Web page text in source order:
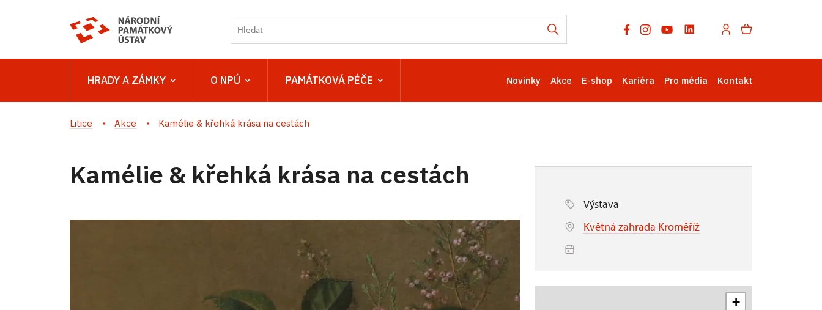
HRADY A ZÁMKY O NPÚ PAMÁTKOVÁ PÉČE Novinky Akce E-shop Kariéra Pro média Kontakt
Litice Akce Kamélie & křehká krása na cestách
Kamélie & křehká krása na cestách
Výstava
Květná zahrada Kroměříž
+